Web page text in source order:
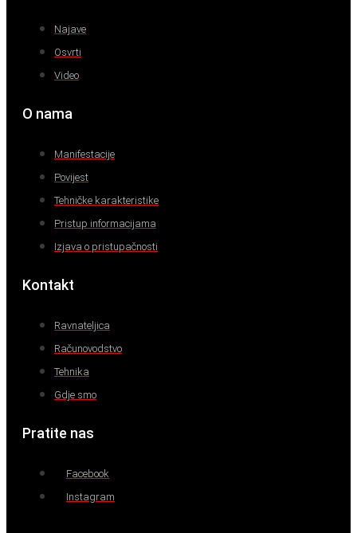
Najave
Osvrti
Video
O nama
Manifestacije
Povijest
Tehničke karakteristike
Pristup informacijama
Izjava o pristupačnosti
Kontakt
Ravnateljica
Računovodstvo
Tehnika
Gdje smo
Pratite nas
Facebook
Instagram